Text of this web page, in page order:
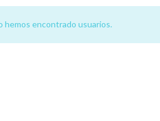
hemos encontrado usuarios.